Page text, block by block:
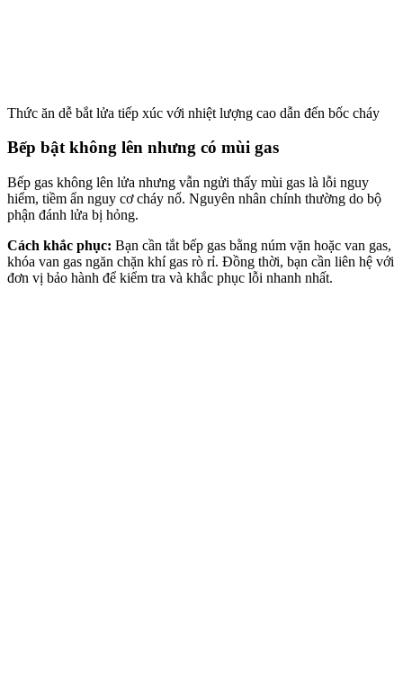
Thức ăn dễ bắt lửa tiếp xúc với nhiệt lượng cao dẫn đến bốc cháy
Bếp bật không lên nhưng có mùi gas
Bếp gas không lên lửa nhưng vẫn ngửi thấy mùi gas là lỗi nguy
hiểm, tiềm ẩn nguy cơ cháy nổ. Nguyên nhân chính thường do bộ
phận đánh lửa bị hỏng.
Cách khắc phục: Bạn cần tắt bếp gas bằng núm vặn hoặc van gas,
khóa van gas ngăn chặn khí gas rò rỉ. Đồng thời, bạn cần liên hệ với
đơn vị bảo hành để kiểm tra và khắc phục lỗi nhanh nhất.